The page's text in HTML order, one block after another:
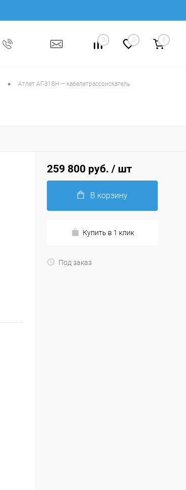
0 0 0
• Атлет АГ-318Н — кабелетрассоискатель
259 800 руб. / шт
В корзину
Купить в 1 клик
Под заказ